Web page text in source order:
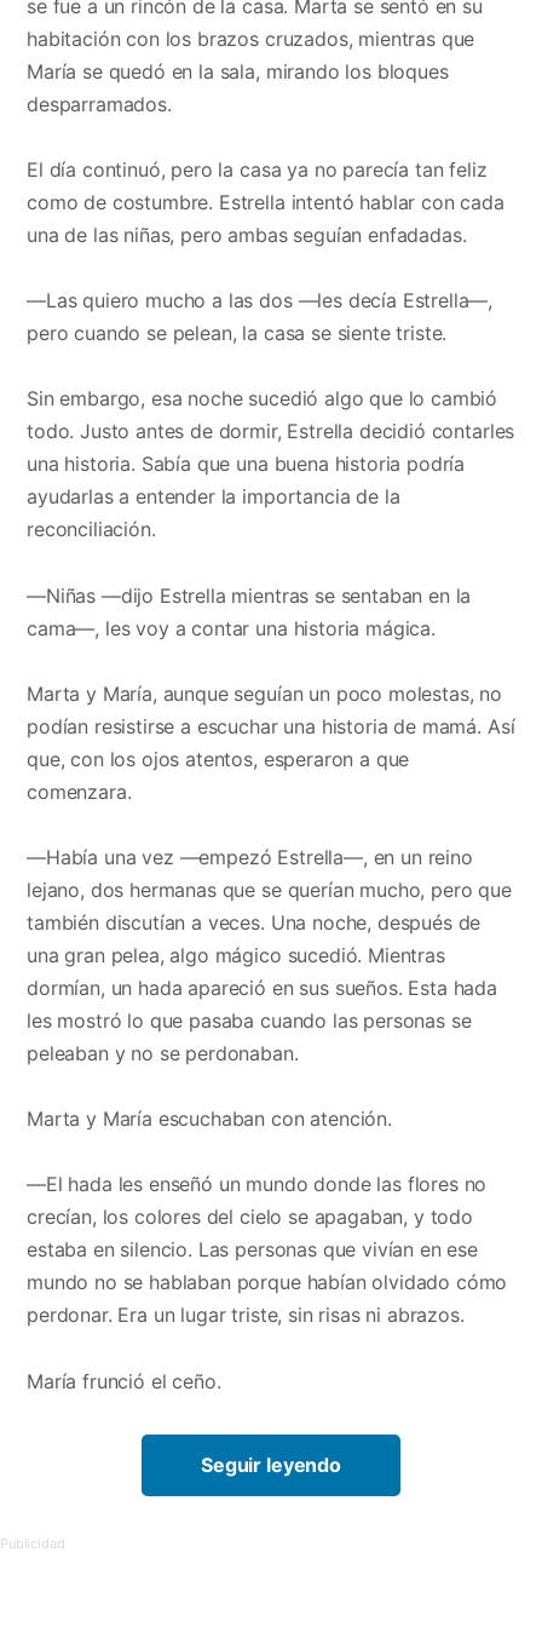
se fue a un rincón de la casa. Marta se sentó en su
habitación con los brazos cruzados, mientras que
María se quedó en la sala, mirando los bloques
desparramados.
El día continuó, pero la casa ya no parecía tan feliz
como de costumbre. Estrella intentó hablar con cada
una de las niñas, pero ambas seguían enfadadas.
—Las quiero mucho a las dos —les decía Estrella—,
pero cuando se pelean, la casa se siente triste.
Sin embargo, esa noche sucedió algo que lo cambió
todo. Justo antes de dormir, Estrella decidió contarles
una historia. Sabía que una buena historia podría
ayudarlas a entender la importancia de la
reconciliación.
—Niñas —dijo Estrella mientras se sentaban en la
cama—, les voy a contar una historia mágica.
Marta y María, aunque seguían un poco molestas, no
podían resistirse a escuchar una historia de mamá. Así
que, con los ojos atentos, esperaron a que
comenzara.
—Había una vez —empezó Estrella—, en un reino
lejano, dos hermanas que se querían mucho, pero que
también discutían a veces. Una noche, después de
una gran pelea, algo mágico sucedió. Mientras
dormían, un hada apareció en sus sueños. Esta hada
les mostró lo que pasaba cuando las personas se
peleaban y no se perdonaban.
Marta y María escuchaban con atención.
—El hada les enseñó un mundo donde las flores no
crecían, los colores del cielo se apagaban, y todo
estaba en silencio. Las personas que vivían en ese
mundo no se hablaban porque habían olvidado cómo
perdonar. Era un lugar triste, sin risas ni abrazos.
María frunció el ceño.
Seguir leyendo